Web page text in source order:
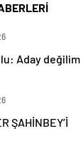
Aday değilim
ŞAHİNBEY’İ